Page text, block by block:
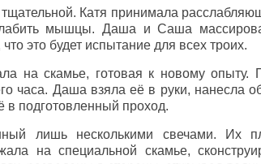
Катя принимала
мышцы. Даша и Саша
это будет испытание для всех троих.
на скамье, готовая к новому опыту.
часа. Даша взяла её в руки, нанесла
в подготовленный проход.
лишь несколькими свечами. Их
на специальной скамье,